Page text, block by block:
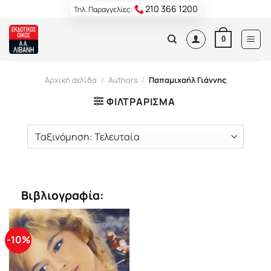
content
Τηλ. Παραγγελίες: 210 366 1200
0
Αρχική σελίδα / Authors / Παπαμιχαήλ Γιάννης
ΦΙΛΤΡΆΡΙΣΜΑ
Βιβλιογραφία:
-10%